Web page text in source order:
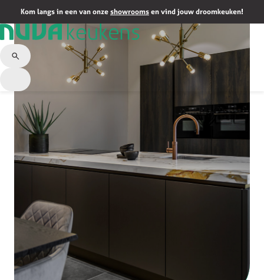
Kom langs in een van onze showrooms en vind jouw droomkeuken!